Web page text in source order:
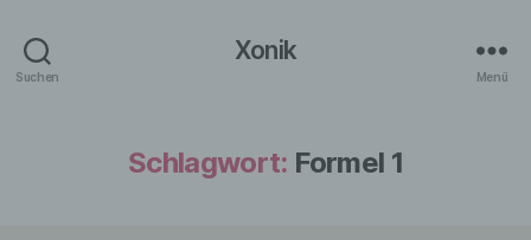
Suchen
Xonik
Menü
Schlagwort: Formel 1